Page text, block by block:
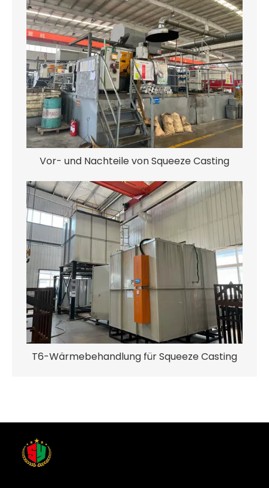
Vor- und Nachteile von Squeeze Casting
T6-Wärmebehandlung für Squeeze Casting